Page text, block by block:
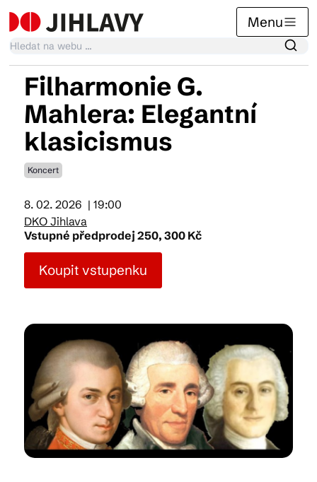
Menu
Kalendář akcí
Tradiční akce
Články
Suvenýry
Kam vyrazit
CS EN DE
Filharmonie G.
Mahlera: Elegantní
klasicismus
Koncert
8. 02. 2026 | 19:00
DKO Jihlava
Vstupné předprodej 250, 300 Kč
Koupit vstupenku